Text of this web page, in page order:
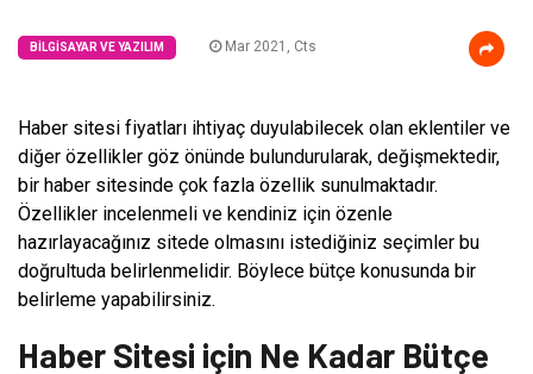
BILGISAYAR VE YAZILIM Mar 2021, Cts
Haber sitesi fiyatları ihtiyaç duyulabilecek olan eklentiler ve
diğer özellikler göz önünde bulundurularak, değişmektedir,
bir haber sitesinde çok fazla özellik sunulmaktadır.
Özellikler incelenmeli ve kendiniz için özenle
hazırlayacağınız sitede olmasını istediğiniz seçimler bu
doğrultuda belirlenmelidir. Böylece bütçe konusunda bir
belirleme yapabilirsiniz.
Haber Sitesi için Ne Kadar Bütçe